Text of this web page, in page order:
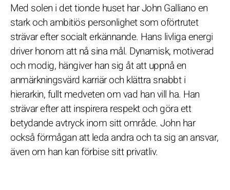
Med solen i det tionde huset har John Galliano en
stark och ambitiös personlighet som oförtrutet
strävar efter socialt erkännande. Hans livliga energi
driver honom att nå sina mål. Dynamisk, motiverad
och modig, hängiver han sig åt att uppnå en
anmärkningsvärd karriär och klättra snabbt i
hierarkin, fullt medveten om vad han vill ha. Han
strävar efter att inspirera respekt och göra ett
betydande avtryck inom sitt område. John har
också förmågan att leda andra och ta sig an ansvar,
även om han kan förbise sitt privatliv.